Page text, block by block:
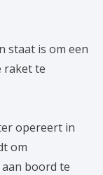
staat is om een
raket te
opereert in
om
boord te